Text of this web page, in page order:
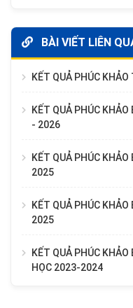
BÀI VIẾT LIÊN
KẾT QUẢ PHÚC
KẾT QUẢ PHÚC
- 2026
KẾT QUẢ PHÚC
2025
KẾT QUẢ PHÚC
2025
KẾT QUẢ PHÚC
HỌC 2023-2024